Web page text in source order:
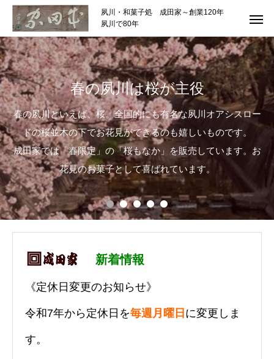
夙川・和菓子処 成田家～創業120年
夙川で80年
春の夙川は桜が主役
春の夙川といえば、桜。全国的にも有名な夙川オアシスロー
ドの桜並木の下でお花見ができるのも嬉しいものです。
成田家では「春限定」の「桜もなか」を販売しています。お
花見のお菓子として喜ばれています。
新着情報
《定休日変更のお知らせ》
令和7年から定休日を毎週月曜日 に変更しま
す。